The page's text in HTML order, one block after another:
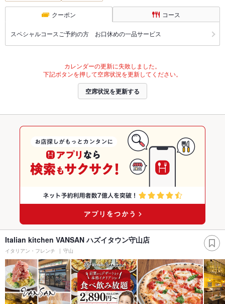
クーポン コース
スペシャルコースご予約の方 お口休めの一品サービス
カレンダーの更新に失敗しました。
下記ボタンを押して空席状況を更新してください。
空席状況を更新する
Italian kitchen VANSAN ハズイタウン守山店
イタリアン・フレンチ 守山